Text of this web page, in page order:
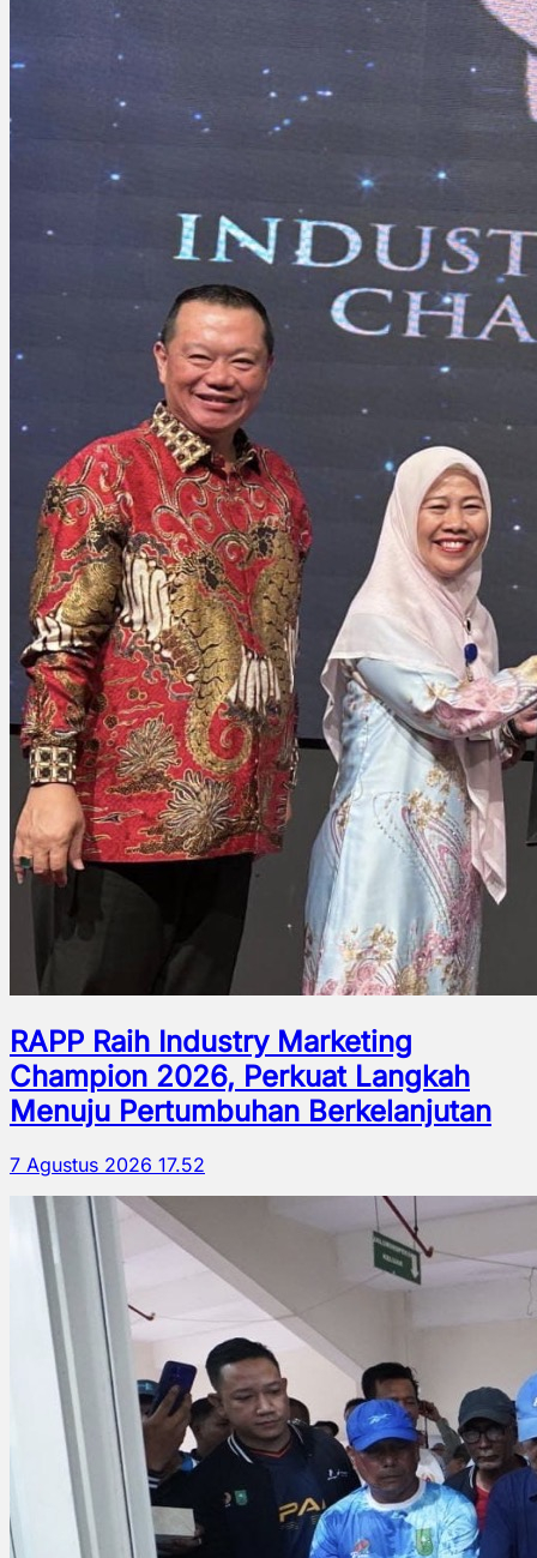
RAPP Raih Industry Marketing
Champion 2026, Perkuat Langkah
Menuju Pertumbuhan Berkelanjutan
7 Agustus 2026 17.52